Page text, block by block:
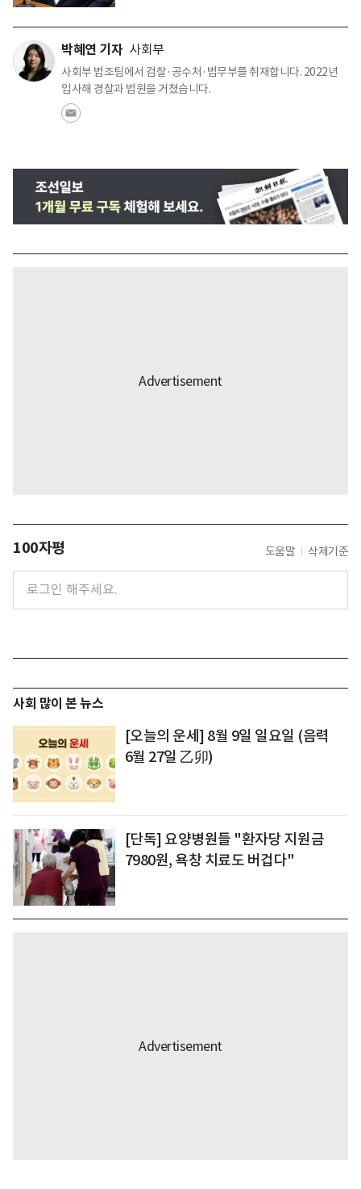
박혜연 기자 사회부
사회부 법조팀에서 검찰·공수처·법무부를 취재합니다. 2022년
입사해 경찰과 법원을 거쳤습니다.
100자평 도움말 삭제기준
사회 많이 본 뉴스
[오늘의 운세] 8월 9일 일요일 (음력
6월 27일 乙卯)
[단독] 요양병원들 "환자당 지원금
7980원, 욕창 치료도 버겁다"